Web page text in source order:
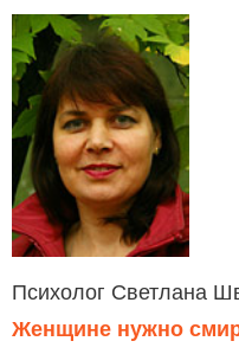
Психолог Светлана
Женщине нужно